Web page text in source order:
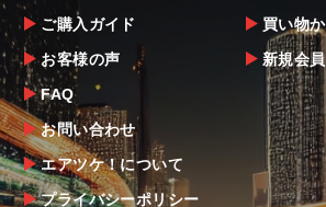
当社ならびにメーカーでは販売
全を期すよう尽力しております
万一、商品に不具合があった場
後5日以内にご連絡をお願いしま
なお、塗装・加工・装着後の交
理由を問わず一切お受けできま
商品の不具合や状況は写真等を
ご購入ガイド
お客様の声
FAQ
お問い合わせ
エアツケ！について
プライバシーポリシー
買い物
新規会